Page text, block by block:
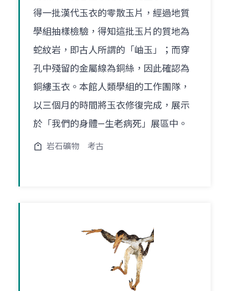
得一批漢代玉衣的零散玉片，經過地質
學組抽樣檢驗，得知這批玉片的質地為
蛇紋岩，即古人所謂的「岫玉」；而穿
孔中殘留的金屬線為銅絲，因此確認為
銅縷玉衣。本館人類學組的工作團隊，
以三個月的時間將玉衣修復完成，展示
於「我們的身體—生老病死」展區中。
岩石礦物 考古